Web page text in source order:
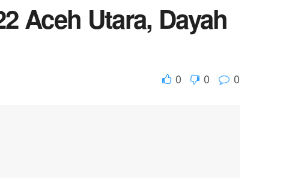
Aceh Utara, Dayah
0 0 0